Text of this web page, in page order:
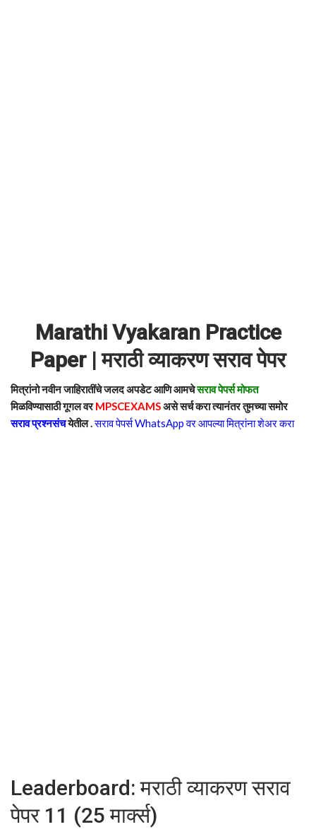
Marathi Vyakaran Practice
Paper | मराठी व्याकरण सराव पेपर
मित्रांनो नवीन जाहिरातींचे जलद अपडेट आणि आमचेसराव पेपर्स मोफत
मिळविण्यासाठी गूगल वरMPSCEXAMSअसे सर्च करा त्यानंतर तुमच्या समोर
सराव प्रश्नसंचयेतील .सराव पेपर्स WhatsApp वर आपल्या मित्रांना शेअर करा
Leaderboard: मराठी व्याकरण सराव
पेपर 11 (25 मार्क्स)